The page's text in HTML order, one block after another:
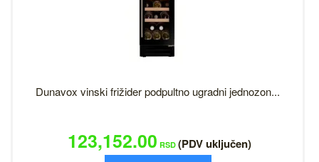
Dunavox vinski frižider podpultno ugradni jednozon...
123,152.00 RSD (PDV uključen)